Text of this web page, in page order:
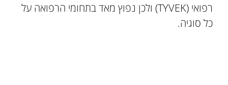
רפואי (TYVEK) ולכן נפוץ מאד בתחומי הרפואה על
כל סוגיה.